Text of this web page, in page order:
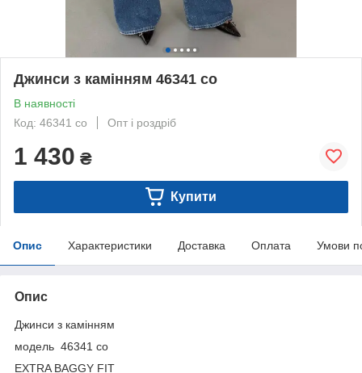
Джинси з камінням 46341 со
В наявності
Код: 46341 со
Опт і роздріб
1 430 ₴
Купити
Опис Характеристики Доставка Оплата Умови
Опис
Джинси з камінням
модель 46341 со
EXTRA BAGGY FIT